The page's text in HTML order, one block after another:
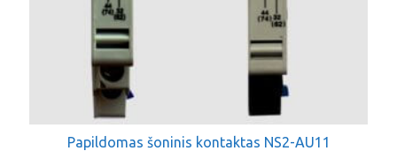
Papildomas šoninis kontaktas NS2-AU11